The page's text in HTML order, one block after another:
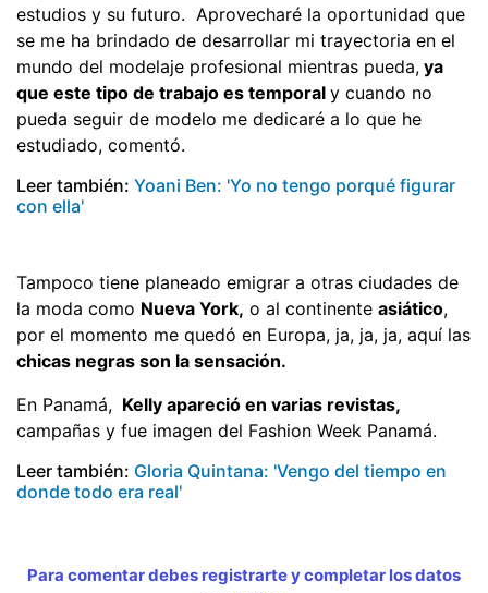
estudios y su futuro. Aprovecharé la oportunidad que
se me ha brindado de desarrollar mi trayectoria en el
mundo del modelaje profesional mientras pueda, ya
que este tipo de trabajo es temporal y cuando no
pueda seguir de modelo me dedicaré a lo que he
estudiado, comentó.
Leer también: Yoani Ben: 'Yo no tengo porqué figurar
con ella'
Tampoco tiene planeado emigrar a otras ciudades de
la moda como Nueva York, o al continente asiático,
por el momento me quedó en Europa, ja, ja, ja, aquí las
chicas negras son la sensación.
En Panamá, Kelly apareció en varias revistas,
campañas y fue imagen del Fashion Week Panamá.
Leer también: Gloria Quintana: 'Vengo del tiempo en
donde todo era real'
Para comentar debes registrarte y completar los datos